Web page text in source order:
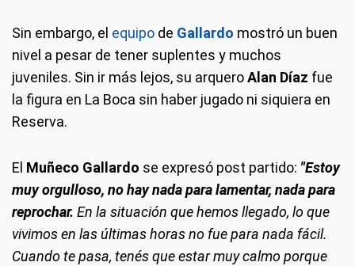
Sin embargo, el equipo de Gallardo mostró un buen
nivel a pesar de tener suplentes y muchos
juveniles. Sin ir más lejos, su arqueroAlan Díaz fue
la figura en La Boca sin haber jugado ni siquiera en
Reserva.
El Muñeco Gallardo se expresó post partido: "Estoy
muy orgulloso, no hay nada para lamentar, nada para
reprochar. En la situación que hemos llegado, lo que
vivimos en las últimas horas no fue para nada fácil.
Cuando te pasa, tenés que estar muy calmo porque